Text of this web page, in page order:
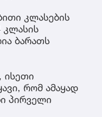
კლასების
კლასის
ბარათს
ისეთი
რომ ამაყად
პირველი